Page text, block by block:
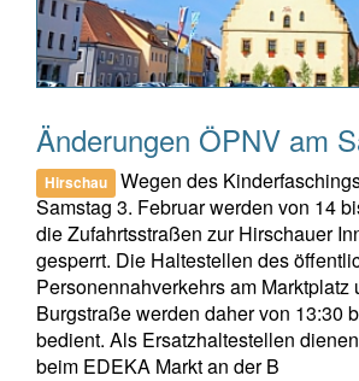
Änderungen ÖPNV am
Hirschau
Wegen des
Samstag 3. Februar werden von 14
die Zufahrtsstraßen zur Hirschauer
gesperrt. Die Haltestellen des
Personennahverkehrs am Marktplatz
Burgstraße werden daher von 13:30
bedient. Als Ersatzhaltestellen
beim EDEKA Markt an der B